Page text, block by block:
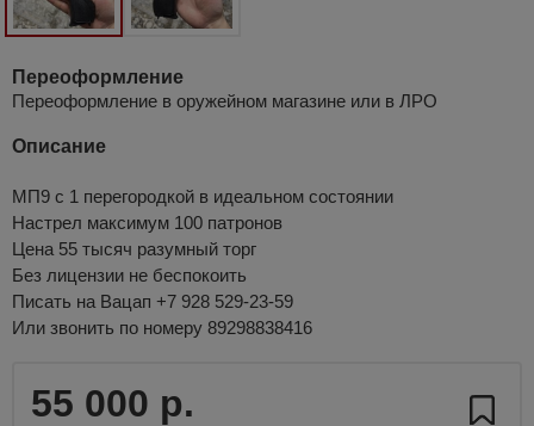
Переоформление
Переоформление в оружейном магазине или в ЛРО
Описание
МП9 с 1 перегородкой в идеальном состоянии
Настрел максимум 100 патронов
Цена 55 тысяч разумный торг
Без лицензии не беспокоить
Писать на Вацап ‪+7 928 529‑23‑59‬
Или звонить по номеру 89298838416
55 000 р.